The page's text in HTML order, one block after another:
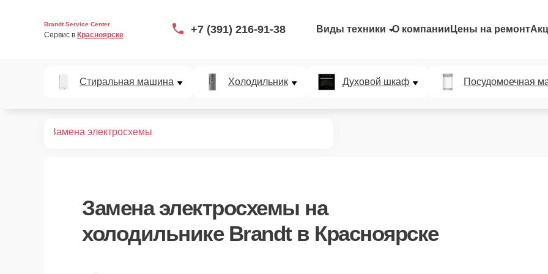
Brandt Service Center
Сервис в Красноярске +7 (391) 216-91-38 Виды техники О компании Цены на ремонт
Стиральная машина Холодильник Духовой шкаф Посудомоечная
Замена электросхемы
Замена электросхемы на
холодильнике Brandt в Красноярске